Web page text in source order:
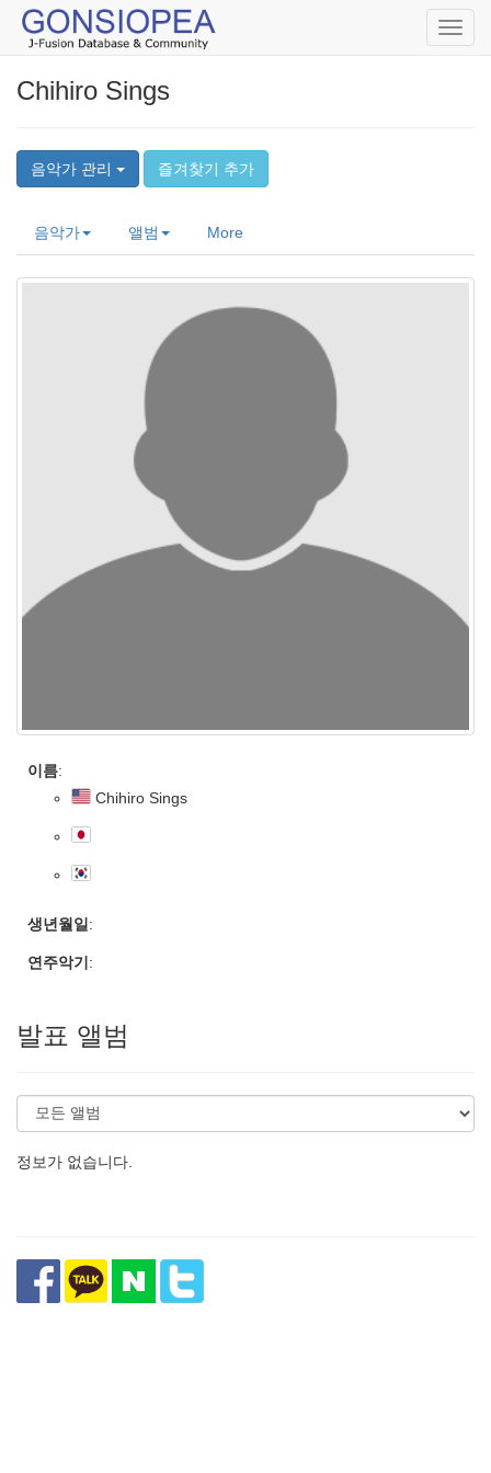
Chihiro Sings
음악가 관리 즐겨찾기 추가
음악가 앨범 More
이름:
Chihiro Sings
생년월일 :
연주악기 :
발표 앨범
정보가 없습니다.